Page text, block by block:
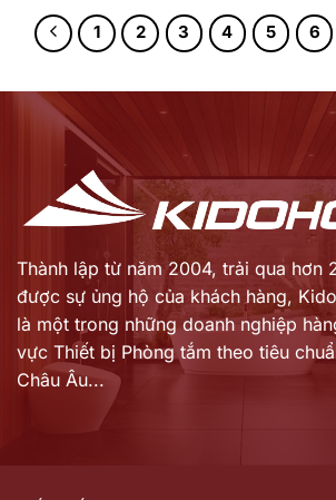
1 2 3 4 5 6
Thành lập từ năm 2004, trải qua hơn
được sự ủng hộ của khách hàng,
là một trong những doanh nghiệp
vực Thiết bị Phòng tắm theo tiêu
Châu Âu...